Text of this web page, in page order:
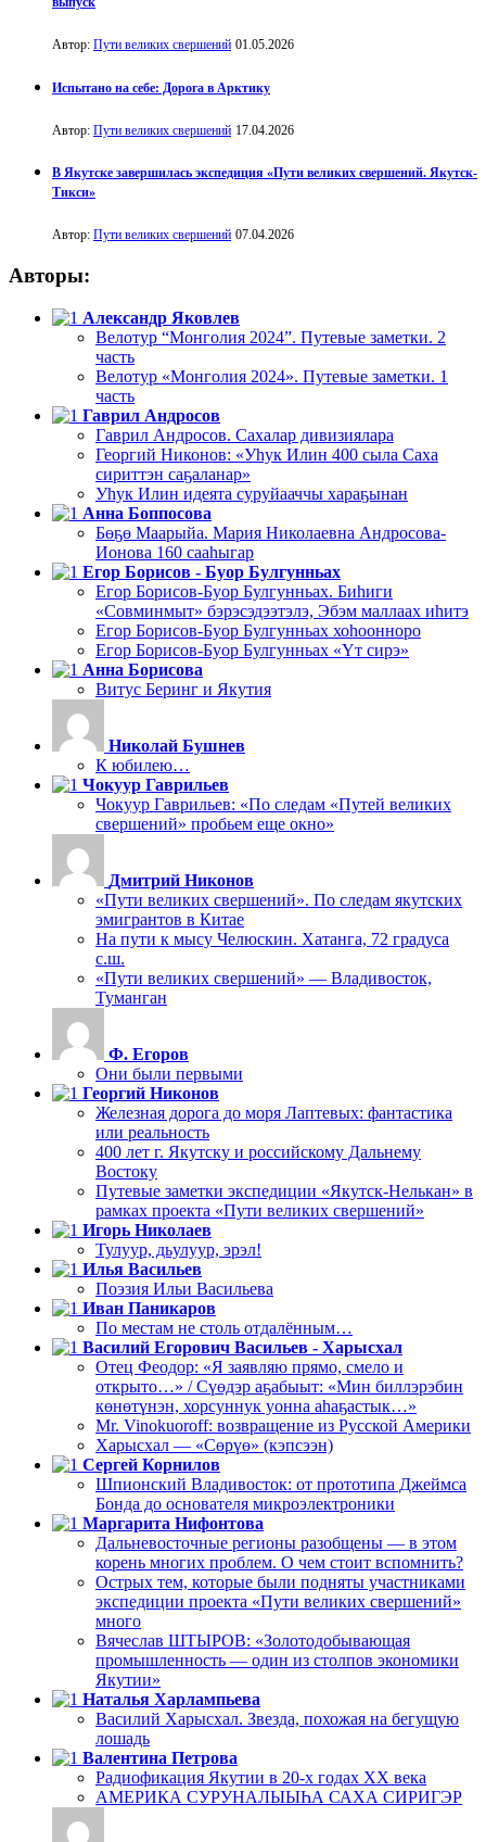
Автор: Пути великих свершений 01.05.2026
Испытано на себе: Дорога в Арктику
Автор: Пути великих свершений 17.04.2026
В Якутске завершилась экспедиция «Пути великих свершений. Якутск-
Тикси»
Автор: Пути великих свершений 07.04.2026
Авторы:
Александр Яковлев
Велотур “Монголия 2024”. Путевые заметки. 2
часть
Велотур «Монголия 2024». Путевые заметки. 1
часть
Гаврил Андросов
Гаврил Андросов. Сахалар дивизиялара
Георгий Никонов: «Уһук Илин 400 сыла Саха
сириттэн саҕаланар»
Уһук Илин идеята суруйааччы хараҕынан
Анна Боппосова
Бөҕө Маарыйа. Мария Николаевна Андросова-
Ионова 160 сааһыгар
Егор Борисов - Буор Булгунньах
Егор Борисов-Буор Булгунньах. Биһиги
«Совминмыт» бэрэсэдээтэлэ, Эбэм маллаах иһитэ
Егор Борисов-Буор Булгунньах хоһоонноро
Егор Борисов-Буор Булгунньах «Үт сирэ»
Анна Борисова
Витус Беринг и Якутия
Николай Бушнев
К юбилею…
Чокуур Гаврильев
Чокуур Гаврильев: «По следам «Путей великих
свершений» пробьем еще окно»
Дмитрий Никонов
«Пути великих свершений». По следам якутских
эмигрантов в Китае
На пути к мысу Челюскин. Хатанга, 72 градуса
с.ш.
«Пути великих свершений» — Владивосток,
Туманган
Ф. Егоров
Они были первыми
Георгий Никонов
Железная дорога до моря Лаптевых: фантастика
или реальность
400 лет г. Якутску и российскому Дальнему
Востоку
Путевые заметки экспедиции «Якутск-Нелькан» в
рамках проекта «Пути великих свершений»
Игорь Николаев
Тулуур, дьулуур, эрэл!
Илья Васильев
Поэзия Ильи Васильева
Иван Паникаров
По местам не столь отдалённым…
Василий Егорович Васильев - Харысхал
Отец Феодор: «Я заявляю прямо, смело и
открыто…» / Сүөдэр аҕабыыт: «Мин биллэрэбин
көнөтүнэн, хорсуннук уонна аһаҕастык…»
Mr. Vinokuoroff: возвращение из Русской Америки
Харысхал — «Сөрүө» (кэпсээн)
Сергей Корнилов
Шпионский Владивосток: от прототипа Джеймса
Бонда до основателя микроэлектроники
Маргарита Нифонтова
Дальневосточные регионы разобщены — в этом
корень многих проблем. О чем стоит вспомнить?
Острых тем, которые были подняты участниками
экспедиции проекта «Пути великих свершений»
много
Вячеслав ШТЫРОВ: «Золотодобывающая
промышленность — один из столпов экономики
Якутии»
Наталья Харлампьева
Василий Харысхал. Звезда, похожая на бегущую
лошадь
Валентина Петрова
Радиофикация Якутии в 20-х годах ХХ века
АМЕРИКА СУРУНАЛЫЫҺА САХА СИРИГЭР